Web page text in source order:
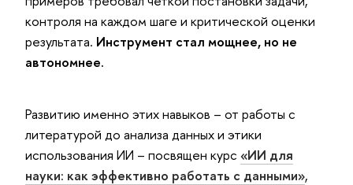
контроля на каждом шаге и критической оценки
результата. Инструмент стал мощнее, но не
автономнее.
Развитию именно этих навыков – от работы с
литературой до анализа данных и этики
использования ИИ – посвящен курс «ИИ для
науки: как эффективно работать с данными»,